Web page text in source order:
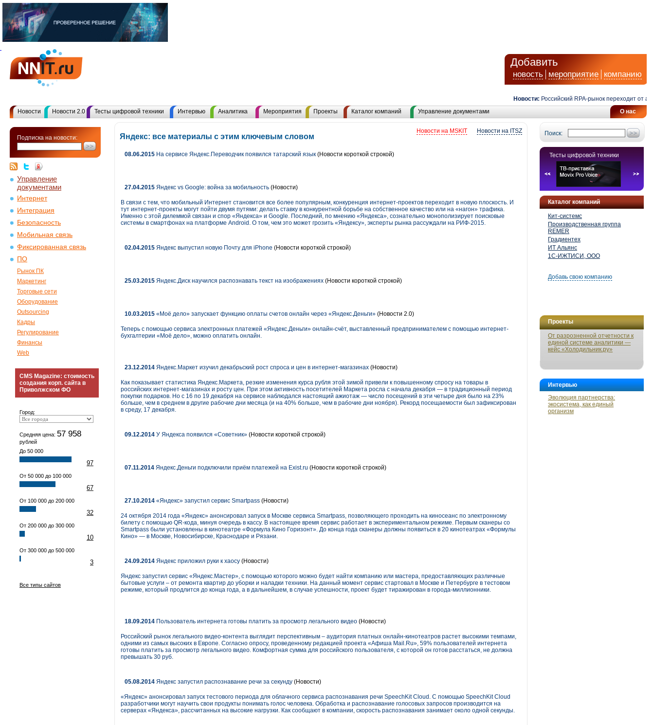
Добавить
новость мероприятие компанию
Новости: Российский RPA-рынок переходит от
О нас
Новости Новости 2.0 Тесты цифровой техники Интервью Аналитика Мероприятия Проекты Каталог компаний Управление документами
Подписка на новости:
Управление
документами
Интернет
Интеграция
Безопасность
Мобильная связь
Фиксированная связь
ПО
Рынок ПК
Маркетинг
Торговые сети
Оборудование
Outsourcing
Кадры
Регулирование
Финансы
Web
CMS Magazine: стоимость
создания корп. сайта в
Приволжском ФО
Город:
Средняя цена: 57 958
рублей
До 50 000
97
От 50 000 до 100 000
67
От 100 000 до 200 000
32
От 200 000 до 300 000
10
От 300 000 до 500 000
3
Все типы сайтов
Поиск:
Тесты цифровой техники
Каталог компаний
Кит-системс
Производственная группа
REMER
Градиентех
ИТ Альянс
1С-ИЖТИСИ, ООО
Добавь свою компанию
Проекты
От разрозненной отчетности к
единой системе аналитики —
кейс «Холодильник.ру»
Интервью
Эволюция партнерства:
экосистема, как единый
организм
Новости на ITSZ
Новости на MSKIT
Яндекс: все материалы с этим ключевым словом
08.06.2015 На сервисе Яндекс.Переводчик появился татарский язык (Новости короткой строкой)
27.04.2015 Яндекс vs Google: война за мобильность (Новости)
В связи с тем, что мобильный Интернет становится все более популярным, конкуренция интернет-проектов переходит в новую плоскость. И
тут интернет-проекты могут пойти двумя путями: делать ставку в конкурентной борьбе на собственное качество или на «нагон» трафика.
Именно с этой дилеммой связан и спор «Яндекса» и Google. Последний, по мнению «Яндекса», сознательно монополизирует поисковые
системы в смартфонах на платформе Android. О том, чем это может грозить «Яндексу», эксперты рынка рассуждали на РИФ-2015.
02.04.2015 Яндекс выпустил новую Почту для iPhone (Новости короткой строкой)
25.03.2015 Яндекс.Диск научился распознавать текст на изображениях (Новости короткой строкой)
10.03.2015 «Моё дело» запускает функцию оплаты счетов онлайн через «Яндекс.Деньги» (Новости 2.0)
Теперь с помощью сервиса электронных платежей «Яндекс.Деньги» онлайн-счёт, выставленный предпринимателем с помощью интернет-
бухгалтерии «Моё дело», можно оплатить онлайн.
23.12.2014 Яндекс.Маркет изучил декабрьский рост спроса и цен в интернет-магазинах (Новости)
Как показывает статистика Яндекс.Маркета, резкие изменения курса рубля этой зимой привели к повышенному спросу на товары в
российских интернет-магазинах и росту цен. При этом активность посетителей Маркета росла с начала декабря — в традиционный период
покупки подарков. Но с 16 по 19 декабря на сервисе наблюдался настоящий ажиотаж — число посещений в эти четыре дня было на 23%
больше, чем в среднем в другие рабочие дни месяца (и на 40% больше, чем в рабочие дни ноября). Рекорд посещаемости был зафиксирован
в среду, 17 декабря.
09.12.2014 У Яндекса появился «Советник» (Новости короткой строкой)
07.11.2014 Яндекс.Деньги подключили приём платежей на Exist.ru (Новости короткой строкой)
27.10.2014 «Яндекс» запустил сервис Smartpass (Новости)
24 октября 2014 года «Яндекс» анонсировал запуск в Москве сервиса Smartpass, позволяющего проходить на киносеанс по электронному
билету с помощью QR-кода, минуя очередь в кассу. В настоящее время сервис работает в экспериментальном режиме. Первым сканеры со
Smartpass были установлены в кинотеатре «Формула Кино Горизонт». До конца года сканеры должны появиться в 20 кинотеатрах «Формулы
Кино» — в Москве, Новосибирске, Краснодаре и Рязани.
24.09.2014 Яндекс приложил руки к хаосу (Новости)
Яндекс запустил сервис «Яндекс.Мастер», с помощью которого можно будет найти компанию или мастера, предоставляющих различные
бытовые услуги – от ремонта квартир до уборки и наладки техники. На данный момент сервис стартовал в Москве и Петербурге в тестовом
режиме, который продлится до конца года, а в дальнейшем, в случае успешности, проект будет тиражирован в города-миллионники.
18.09.2014 Пользователь интернета готовы платить за просмотр легального видео (Новости)
Российский рынок легального видео-контента выглядит перспективным – аудитория платных онлайн-кинотеатров растет высокими темпами,
одними из самых высоких в Европе. Согласно опросу, проведенному редакцией проекта «Афиша Mail.Ru», 59% пользователей интернета
готовы платить за просмотр легального видео. Комфортная сумма для российского пользователя, с которой он готов расстаться, не должна
превышать 30 руб.
05.08.2014 Яндекс запустил распознавание речи за секунду (Новости)
«Яндекс» анонсировал запуск тестового периода для облачного сервиса распознавания речи SpeechKit Cloud. С помощью SpeechKit Cloud
разработчики могут научить свои продукты понимать голос человека. Обработка и распознавание голосовых запросов производится на
серверах «Яндекса», рассчитанных на высокие нагрузки. Как сообщают в компании, скорость распознавания занимает около одной секунды.